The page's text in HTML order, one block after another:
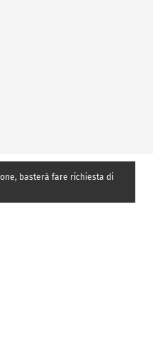
basterà fare richiesta di